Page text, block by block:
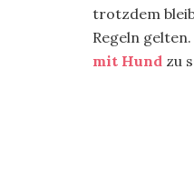
trotzdem
Regeln
mit Hund zu